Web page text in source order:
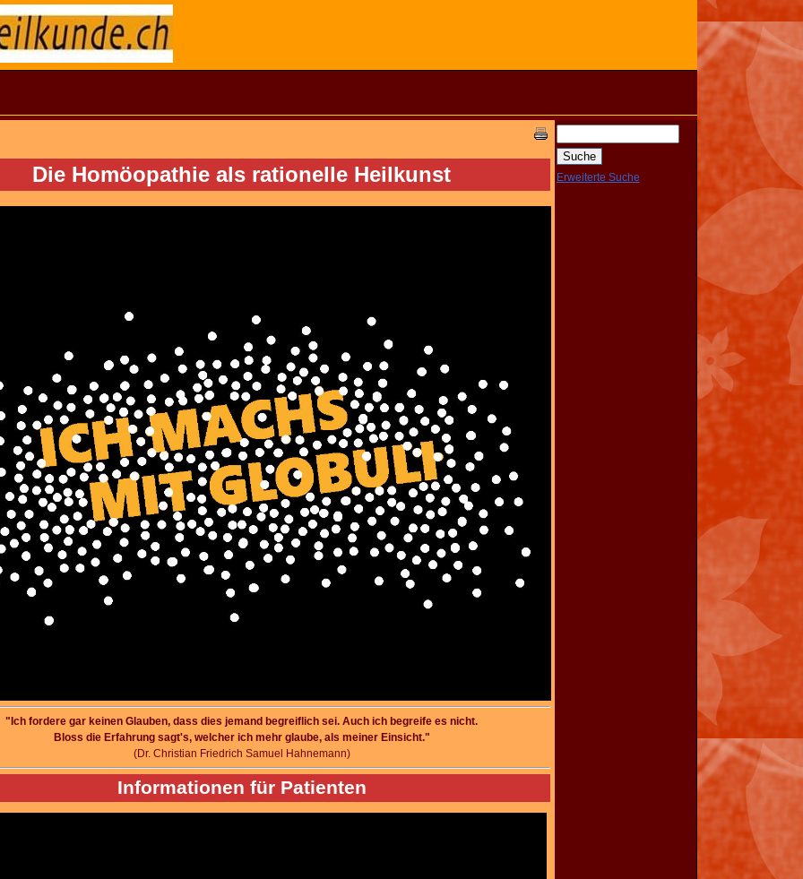
Die Homöopathie als rationelle Heilkunst
"Ich fordere gar keinen Glauben, dass dies jemand begreiflich sei. Auch ich begreife es nicht.
Bloss die Erfahrung sagt's, welcher ich mehr glaube, als meiner Einsicht."
(Dr. Christian Friedrich Samuel Hahnemann)
Informationen für Patienten
Erweiterte Suche